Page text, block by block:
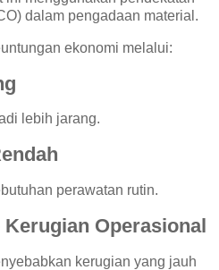
dalam pengadaan material.
ekonomi melalui:
lebih jarang.
perawatan rutin.
Operasional
kerugian yang jauh